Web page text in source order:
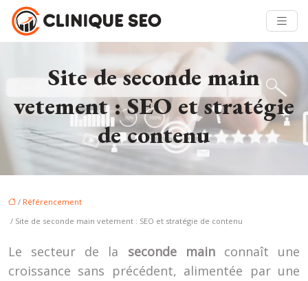
Site de seconde main
vetement : SEO et stratégie
de contenu
/ Référencement
/ Site de seconde main vetement : SEO et stratégie de contenu
Le secteur de la seconde main connaît une
croissance sans précédent, alimentée par une